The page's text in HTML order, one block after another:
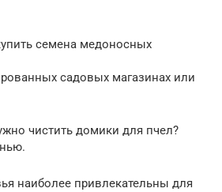
семена медоносных
садовых магазинах или
чистить домики для пчел?
наиболее привлекательны для